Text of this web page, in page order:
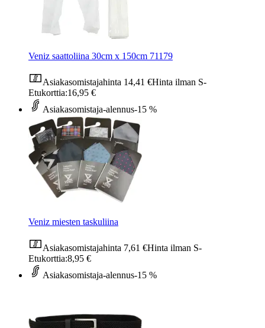
Veniz saattoliina 30cm x 150cm 71179
Asiakasomistajahinta 14,41 €Hinta ilman S-
Etukorttia:16,95 €
Asiakasomistaja-alennus-15 %
Veniz miesten taskuliina
Asiakasomistajahinta 7,61 €Hinta ilman S-
Etukorttia:8,95 €
Asiakasomistaja-alennus-15 %